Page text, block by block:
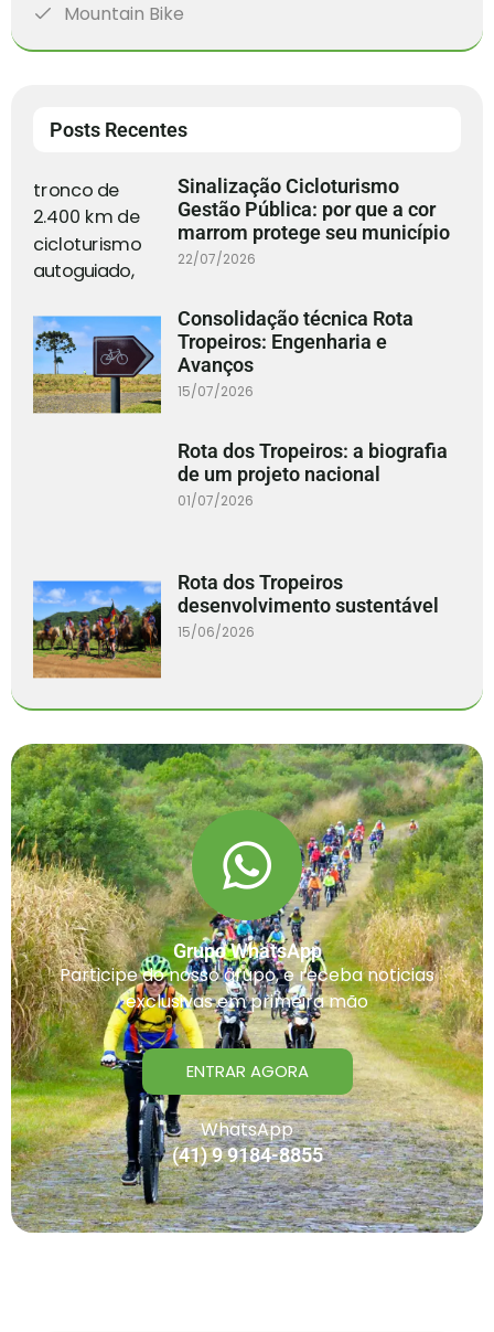
Mountain Bike
Posts Recentes
Sinalização Cicloturismo
Gestão Pública: por que a cor
marrom protege seu município
22/07/2026
Consolidação técnica Rota
Tropeiros: Engenharia e
Avanços
15/07/2026
Rota dos Tropeiros: a biografia
de um projeto nacional
01/07/2026
Rota dos Tropeiros
desenvolvimento sustentável
15/06/2026
Grupo WhatsApp
Participe do nosso grupo, e receba noticias
exclusivas em primeira mão
ENTRAR AGORA
WhatsApp
(41) 9 9184-8855